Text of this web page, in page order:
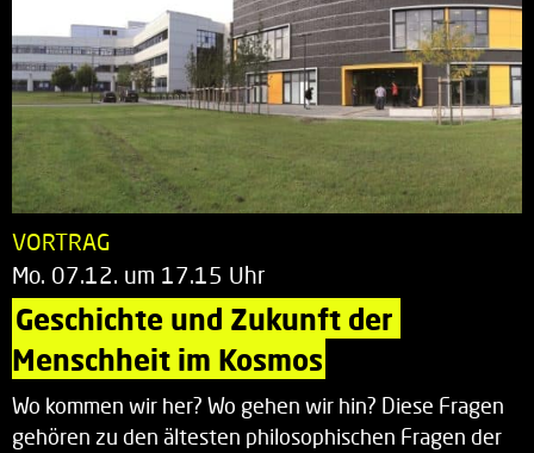
VORTRAG
Mo. 07.12. um 17.15 Uhr
Geschichte und Zukunft der
Menschheit im Kosmos
Wo kommen wir her? Wo gehen wir hin? Diese Fragen
gehören zu den ältesten philosophischen Fragen der